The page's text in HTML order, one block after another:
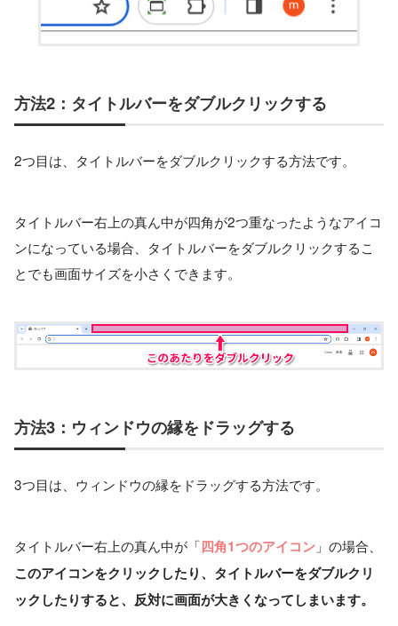
方法2：タイトルバーをダブルクリックする
2つ目は、タイトルバーをダブルクリックする方法です。
タイトルバー右上の真ん中が四角が2つ重なったようなアイコ
ンになっている場合、タイトルバーをダブルクリックするこ
とでも画面サイズを小さくできます。
方法3：ウィンドウの縁をドラッグする
3つ目は、ウィンドウの縁をドラッグする方法です。
タイトルバー右上の真ん中が「四角1つのアイコン 」の場合、
このアイコンをクリックしたり、タイトルバーをダブルクリ
ックしたりすると、反対に画面が大きくなってしまいます。